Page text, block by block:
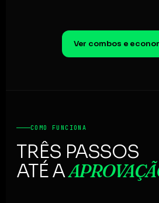
Ver combos e
COMO FUNCIONA
TRÊS PASSOS
ATÉ A